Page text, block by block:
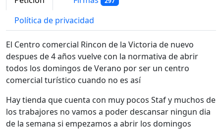
Política de privacidad
El Centro comercial Rincon de la Victoria de nuevo
despues de 4 años vuelve con la normativa de abrir
todos los domingos de Verano por ser un centro
comercial turístico cuando no es así
Hay tienda que cuenta con muy pocos Staf y muchos de
los trabajores no vamos a poder descansar ningun dia
de la semana si empezamos a abrir los domingos